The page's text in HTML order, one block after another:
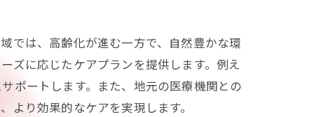
では、高齢化が進む一方で、自然豊かな環
ズに応じたケアプランを提供します。例え
ポートします。また、地元の医療機関との
り効果的なケアを実現します。